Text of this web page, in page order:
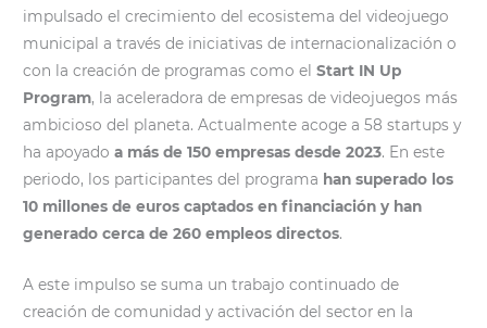
impulsado el crecimiento del ecosistema del videojuego
municipal a través de iniciativas de internacionalización o
con la creación de programas como elStart IN Up
Program, la aceleradora de empresas de videojuegos más
ambicioso del planeta. Actualmente acoge a 58 startups y
ha apoyadoa más de 150 empresas desde 2023. En este
periodo, los participantes del programa han superado los
10 millones de euros captados en financiación y han
generado cerca de 260 empleos directos.
A este impulso se suma un trabajo continuado de
creación de comunidad y activación del sector en la